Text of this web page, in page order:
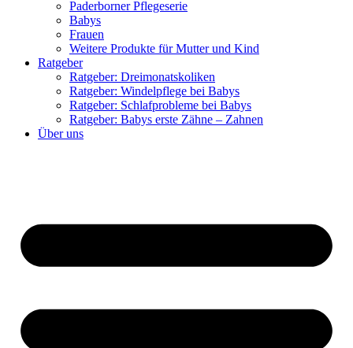
Paderborner Pflegeserie
Babys
Frauen
Weitere Produkte für Mutter und Kind
Ratgeber
Ratgeber: Dreimonatskoliken
Ratgeber: Windelpflege bei Babys
Ratgeber: Schlafprobleme bei Babys
Ratgeber: Babys erste Zähne – Zahnen
Über uns